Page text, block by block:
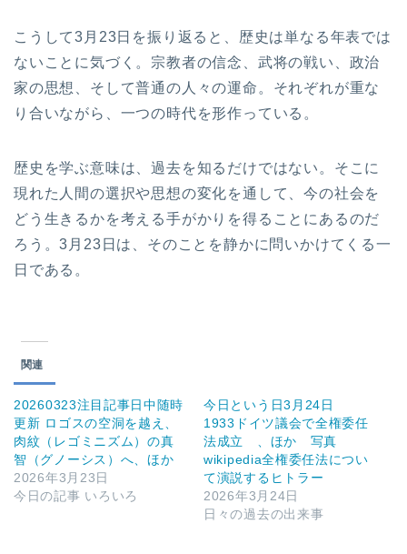
こうして3月23日を振り返ると、歴史は単なる年表では
ないことに気づく。宗教者の信念、武将の戦い、政治
家の思想、そして普通の人々の運命。それぞれが重な
り合いながら、一つの時代を形作っている。
歴史を学ぶ意味は、過去を知るだけではない。そこに
現れた人間の選択や思想の変化を通して、今の社会を
どう生きるかを考える手がかりを得ることにあるのだ
ろう。3月23日は、そのことを静かに問いかけてくる一
日である。
関連
20260323注目記事日中随時
更新 ロゴスの空洞を越え、
肉紋（レゴミニズム）の真
智（グノーシス）へ、ほか
2026年3月23日
今日の記事 いろいろ
今日という日3月24日
1933ドイツ議会で全権委任
法成立 、ほか 写真
wikipedia全権委任法につい
て演説するヒトラー
2026年3月24日
日々の過去の出来事